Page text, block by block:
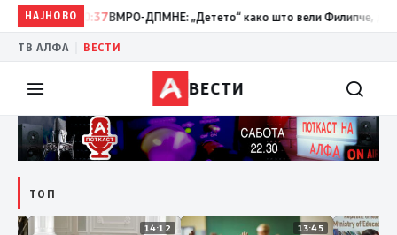
НАЈНОВО
10:37 ВМРО-ДПМНЕ: „Детето“ како што вели Филипче, денес со
ТВ АЛФА ВЕСТИ
ВЕСТИ
ТОП
15:20 14:12 13:45